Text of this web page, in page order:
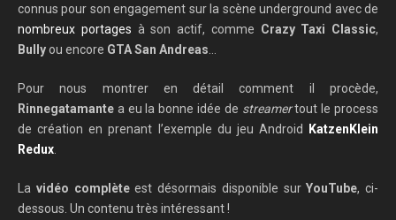
connus pour son engagement sur la scène underground avec de
nombreux portages à son actif, comme Crazy Taxi Classic,
Bullyou encore GTA San Andreas
Pour nous montrer en détail comment il procède,
Rinnegatamante a eu la bonne idée de streamertout le process
de création en prenant l’exemple du jeu Android KatzenKlein
Redux
La vidéo complèteest désormais disponible surYouTube, ci-
dessous. Un contenu très intéressant !